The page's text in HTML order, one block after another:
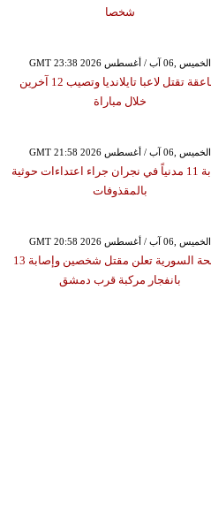
شخصا
GMT 23:38 2026 الخميس ,06 آب / أغسطس
صاعقة تقتل لاعبا تايلانديا وتصيب 12 آخرين
خلال مباراة
GMT 21:58 2026 الخميس ,06 آب / أغسطس
إصابة 11 مدنياً في نجران جراء اعتداءات حوثية
بالمقذوفات
GMT 20:58 2026 الخميس ,06 آب / أغسطس
الصحة السورية تعلن مقتل شخصين وإصابة 13
بانفجار مركبة قرب دمشق